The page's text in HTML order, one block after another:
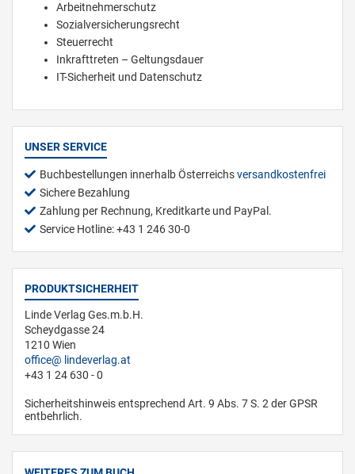
Arbeitnehmerschutz
Sozialversicherungsrecht
Steuerrecht
Inkrafttreten – Geltungsdauer
IT-Sicherheit und Datenschutz
UNSER SERVICE
Buchbestellungen innerhalb Österreichsversandkostenfrei
Sichere Bezahlung
Zahlung per Rechnung, Kreditkarte und PayPal.
Service Hotline: +43 1 246 30-0
PRODUKTSICHERHEIT
Linde Verlag Ges.m.b.H.
Scheydgasse 24
1210 Wien
office
lindeverlag.at
+43 1 24 630 - 0
Sicherheitshinweis entsprechend Art. 9 Abs. 7 S. 2 der GPSR
entbehrlich.